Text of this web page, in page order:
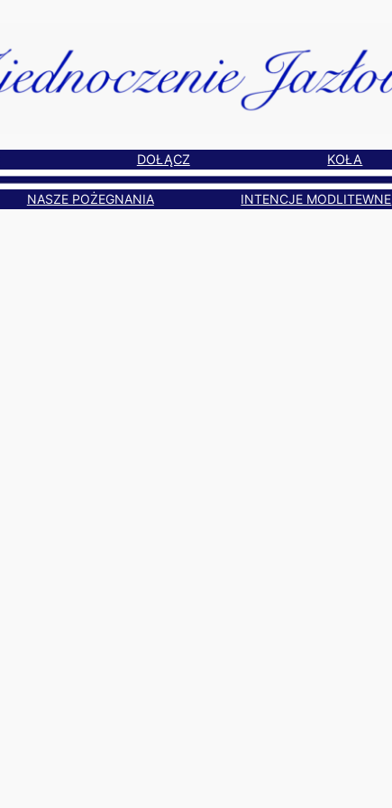
DOŁĄCZ KOŁA
NASZE POŻEGNANIA INTENCJE MODLITEWNE